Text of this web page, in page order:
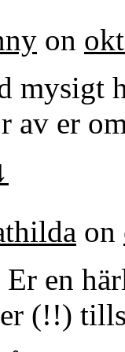
on
mysigt
av er
on
en
(!!)